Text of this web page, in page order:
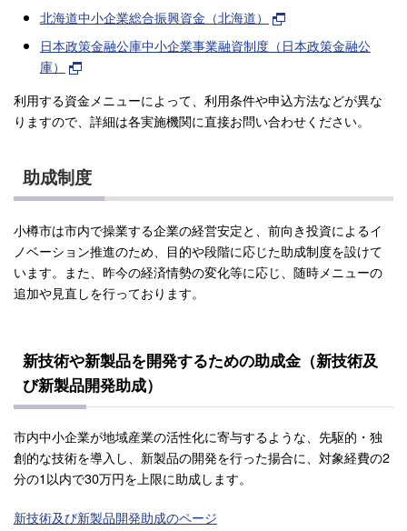
北海道中小企業総合振興資金（北海道）
日本政策金融公庫中小企業事業融資制度（日本政策金融公
庫）
利用する資金メニューによって、利用条件や申込方法などが異な
りますので、詳細は各実施機関に直接お問い合わせください。
助成制度
小樽市は市内で操業する企業の経営安定と、前向き投資によるイ
ノベーション推進のため、目的や段階に応じた助成制度を設けて
います。また、昨今の経済情勢の変化等に応じ、随時メニューの
追加や見直しを行っております。
新技術や新製品を開発するための助成金（新技術及
び新製品開発助成）
市内中小企業が地域産業の活性化に寄与するような、先駆的・独
創的な技術を導入し、新製品の開発を行った揚合に、対象経費の2
分の1以内で30万円を上限に助成します。
新技術及び新製品開発助成のページ